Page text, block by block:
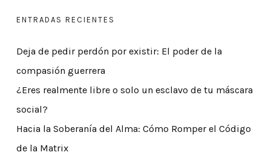
ENTRADAS RECIENTES
Deja de pedir perdón por existir: El poder de la
compasión guerrera
¿Eres realmente libre o solo un esclavo de tu máscara
social?
Hacia la Soberanía del Alma: Cómo Romper el Código
de la Matrix